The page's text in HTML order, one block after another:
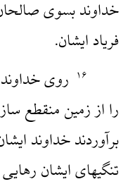
خداوند بسوی
فریاد ایشان.
۱۶ روی
را از زمین منقطع
برآوردند خداوند
تنگیهای ایشان